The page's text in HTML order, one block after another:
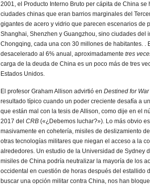
2001, el Producto Interno Bruto per cápita de China
ciudades chinas que eran barrios marginales del
gigantes de acero y vidrio que parecen escenarios de
Shanghai, Shenzhen y Guangzhou, sino ciudades del
Chongqing, cada una con 30 millones de habitantes. .
desacelerado al 6% anual, aproximadamente tres
carga de la deuda de China es un poco más de tres
Estados Unidos.
El profesor Graham Allison advirtió en Destined for War
resultado típico cuando un poder creciente desafía a
que están mal con la tesis de Allison, como dije en el
2017 del CRB («¿Debemos luchar?»). Lo más obvio
masivamente en cohetería, misiles de deslizamiento
otras tecnologías militares que niegan el acceso a la
alrededores. Un estudio de la Universidad de Sydney
misiles de China podría neutralizar la mayoría de los
occidental en cuestión de horas después del estallido
buscar una opción militar contra China, nos han